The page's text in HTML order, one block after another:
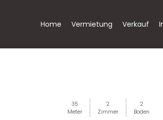
Home Vermietung Verkauf
35
Meter
2
Zimmer
2
Boden